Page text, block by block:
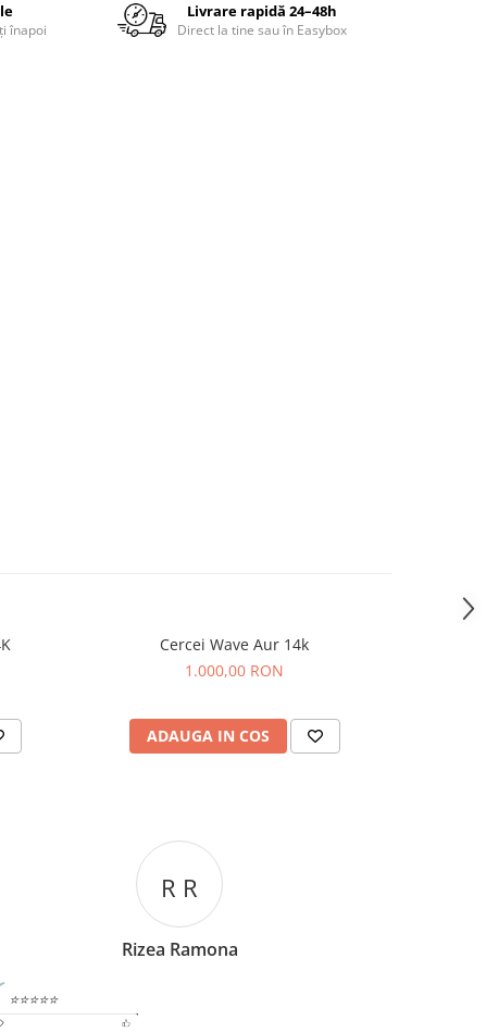
înapoi
Livrare rapidă 24–48h
Direct la tine sau în Easybox
Cercei Wave Aur 14k
1.000,00 RON
ADAUGA IN COS
C C
Corina Cori
⭐⭐⭐⭐⭐
cu drag,persoane deosebite si lucruri bune si